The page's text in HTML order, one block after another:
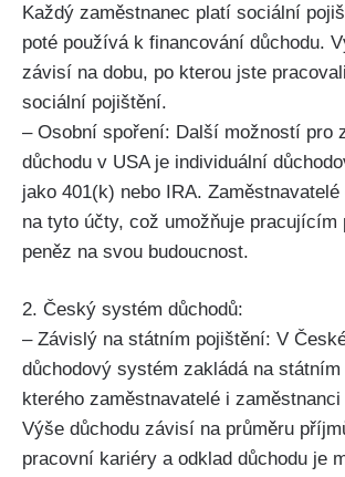
Každý zaměstnanec platí sociální
poté používá k financování důchodu.
závisí na dobu, po kterou jste
sociální pojištění.
– Osobní spoření: Další možností pro
důchodu v USA je individuální
jako 401(k) nebo IRA.
na tyto účty, což umožňuje
peněz na svou budoucnost.
2. Český systém důchodů:
– Závislý na státním pojištění: V
důchodový systém zakládá na
kterého zaměstnavatelé i
Výše důchodu závisí na průměru
pracovní kariéry a odklad důchodu je